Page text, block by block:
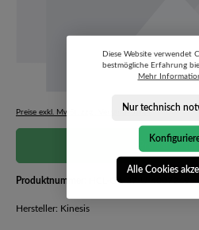
Preise exkl. MwSt. zzgl. Versandkosten
Preis auf
Produktnummer: HCL-GA-37-U-4007249
Hersteller: Kinesis
Diese Website verwendet
bestmögliche Erfahrung
Mehr
Nur technisch
Alle Cookies